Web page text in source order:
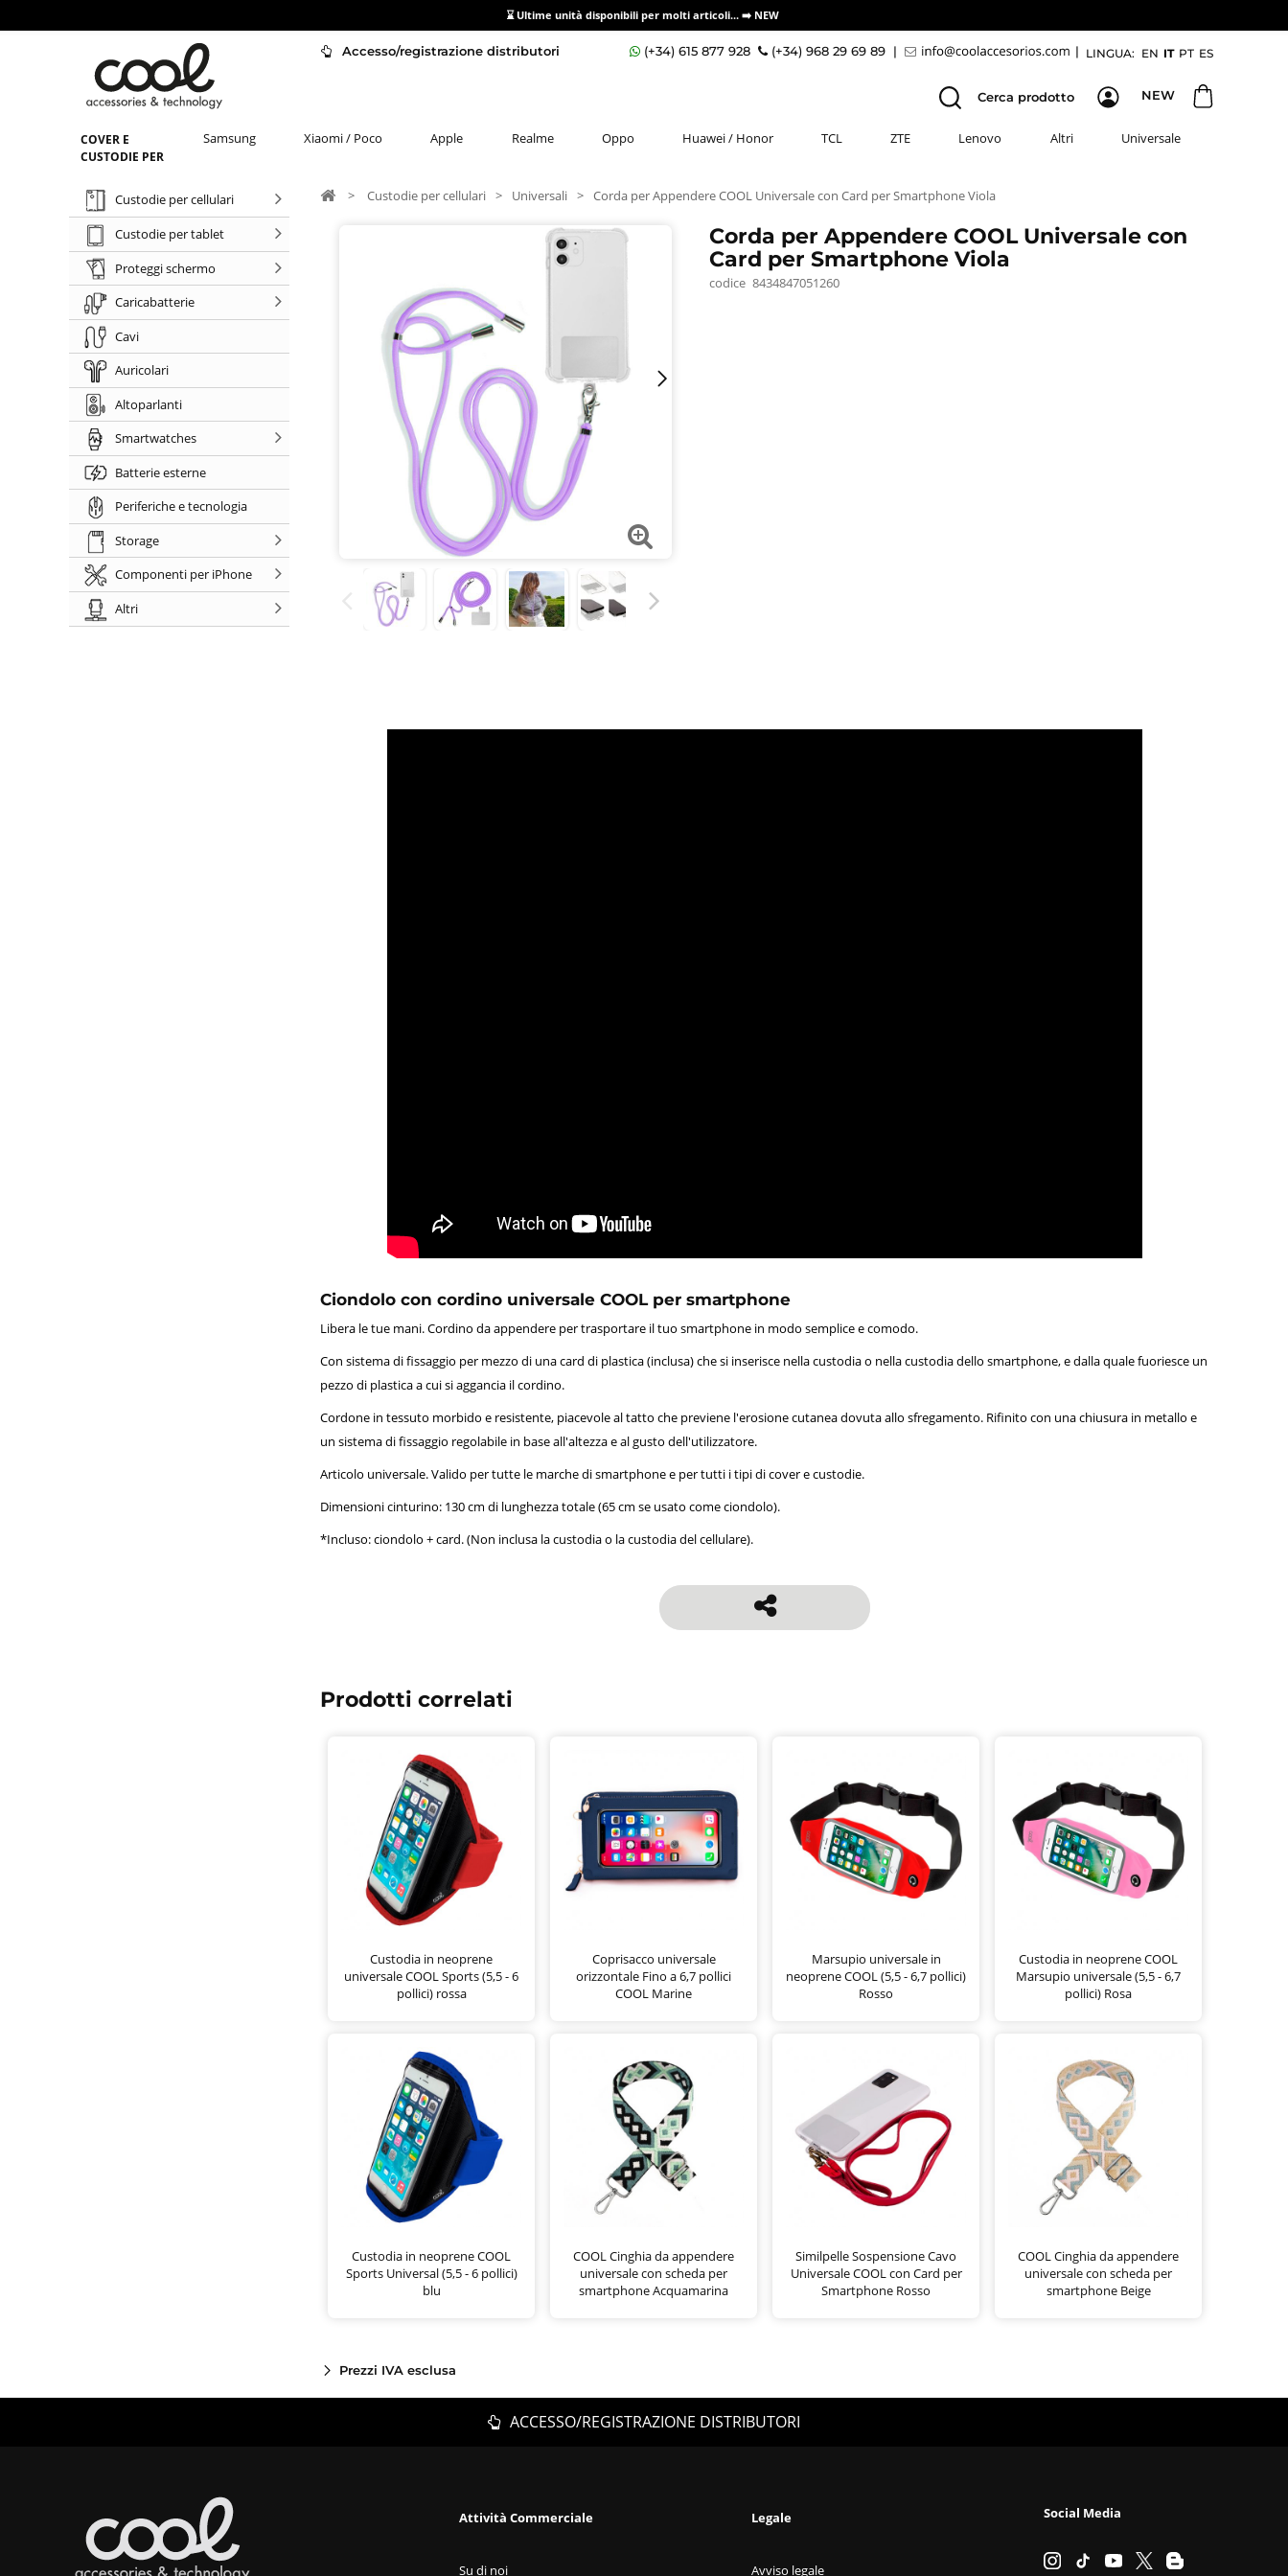
⌛ Ultime unità disponibili per molti articoli... ➡️ NEW
Accesso/registrazione distributori LINGUA: EN IT PT ES
(+34) 615 877 928 (+34) 968 29 69 89 | |
NEW
Cerca prodotto
COVER E
CUSTODIE PER
Samsung Xiaomi / Poco Apple Realme Oppo Huawei / Honor TCL ZTE Lenovo Altri Universale
Custodie per cellulari
Custodie per tablet
Proteggi schermo
Caricabatterie
Cavi
Auricolari
Altoparlanti
Smartwatches
Batterie esterne
Periferiche e tecnologia
Storage
Componenti per iPhone
Altri
> Custodie per cellulari > Universali > Corda per Appendere COOL Universale con Card per Smartphone Viola
Corda per Appendere COOL Universale con
Card per Smartphone Viola
codice 8434847051260
Ciondolo con cordino universale COOL per smartphone
Libera le tue mani. Cordino da appendere per trasportare il tuo smartphone in modo semplice e comodo.
Con sistema di fissaggio per mezzo di una card di plastica (inclusa) che si inserisce nella custodia o nella custodia dello smartphone, e dalla quale fuoriesce un
pezzo di plastica a cui si aggancia il cordino.
Cordone in tessuto morbido e resistente, piacevole al tatto che previene l'erosione cutanea dovuta allo sfregamento. Rifinito con una chiusura in metallo e
un sistema di fissaggio regolabile in base all'altezza e al gusto dell'utilizzatore.
Articolo universale. Valido per tutte le marche di smartphone e per tutti i tipi di cover e custodie.
Dimensioni cinturino: 130 cm di lunghezza totale (65 cm se usato come ciondolo).
*Incluso: ciondolo + card. (Non inclusa la custodia o la custodia del cellulare).
Prodotti correlati
Custodia in neoprene
universale COOL Sports (5,5 - 6
pollici) rossa
Coprisacco universale
orizzontale Fino a 6,7 pollici
COOL Marine
Marsupio universale in
neoprene COOL (5,5 - 6,7 pollici)
Rosso
Custodia in neoprene COOL
Marsupio universale (5,5 - 6,7
pollici) Rosa
Custodia in neoprene COOL
Sports Universal (5,5 - 6 pollici)
blu
COOL Cinghia da appendere
universale con scheda per
smartphone Acquamarina
Similpelle Sospensione Cavo
Universale COOL con Card per
Smartphone Rosso
COOL Cinghia da appendere
universale con scheda per
smartphone Beige
Prezzi IVA esclusa
ACCESSO/REGISTRAZIONE DISTRIBUTORI
Attività Commerciale
Su di noi
Legale
Avviso legale
Social Media